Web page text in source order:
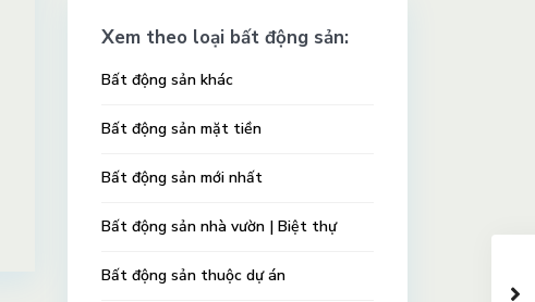
Xem theo loại bất động sản:
Bất động sản khác
Bất động sản mặt tiền
Bất động sản mới nhất
Bất động sản nhà vườn | Biệt thự
Bất động sản thuộc dự án